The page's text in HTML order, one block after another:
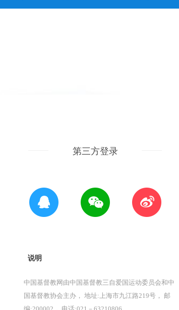
第三方登录
说明
中国基督教网由中国基督教三自爱国运动委员会和中
国基督教协会主办， 地址:上海市九江路219号， 邮